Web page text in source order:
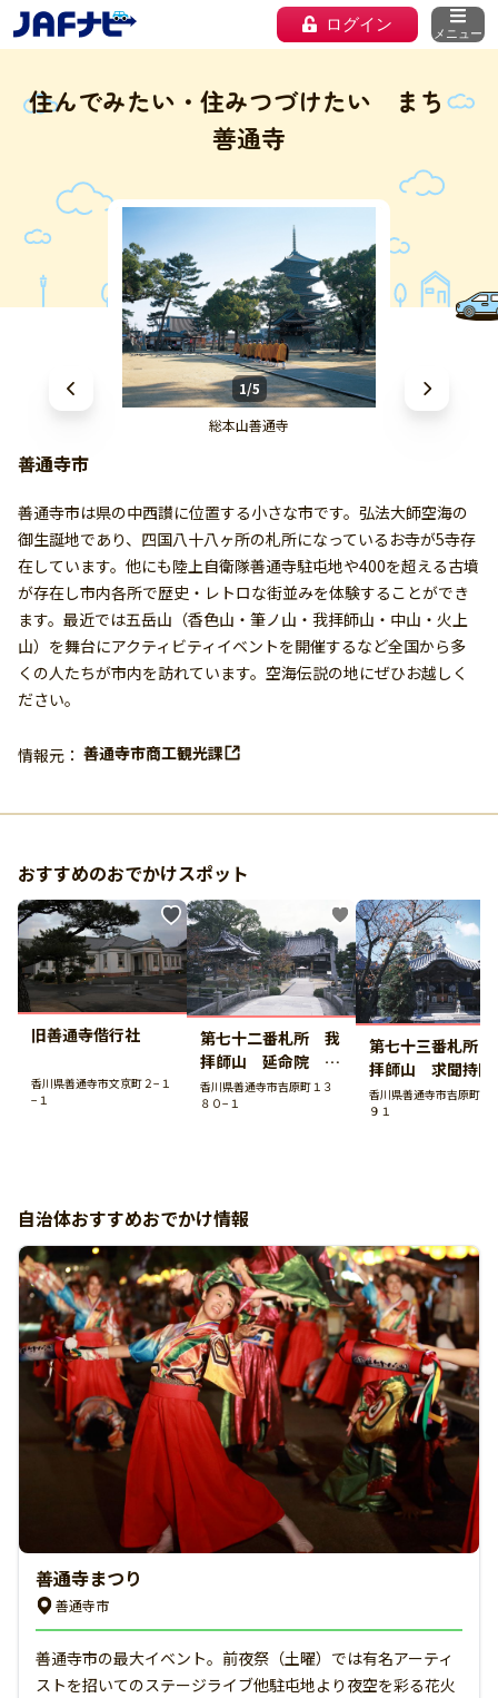
ログイン メニュー
住んでみたい・住みつづけたい まち
善通寺
1/5
総本山善通寺
善通寺市
善通寺市は県の中西讃に位置する小さな市です。弘法大師空海の
御生誕地であり、四国八十八ヶ所の札所になっているお寺が5寺存
在しています。他にも陸上自衛隊善通寺駐屯地や400を超える古墳
が存在し市内各所で歴史・レトロな街並みを体験することができ
ます。最近では五岳山（香色山・筆ノ山・我拝師山・中山・火上
山）を舞台にアクティビティイベントを開催するなど全国から多
くの人たちが市内を訪れています。空海伝説の地にぜひお越しく
ださい。
情報元： 善通寺市商工観光課
おすすめのおでかけスポット
旧善通寺偕行社
香川県善通寺市文京町２−１
−１
第七十二番札所 我
拝師山 延命院 曼
荼羅寺
香川県善通寺市吉原町１３
８０−１
第七十三番札所
拝師山 求聞持
出釈迦寺
香川県善通寺市吉原町１
９１
自治体おすすめおでかけ情報
善通寺まつり
善通寺市
善通寺市の最大イベント。前夜祭（土曜）では有名アーティ
ストを招いてのステージライブ他駐屯地より夜空を彩る花火